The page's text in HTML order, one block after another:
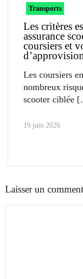
Transports
Les critères
assurance
coursiers et
Les coursiers
nombreux
scooter ciblée
19 juin 2026
Laisser un